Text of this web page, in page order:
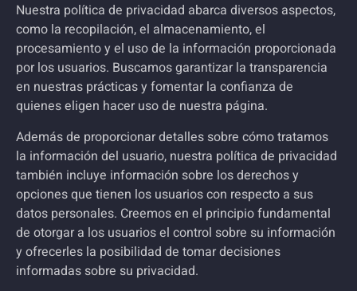
Nuestra política de privacidad abarca diversos aspectos,
como la recopilación, el almacenamiento, el
procesamiento y el uso de la información proporcionada
por los usuarios. Buscamos garantizar la transparencia
en nuestras prácticas y fomentar la confianza de
quienes eligen hacer uso de nuestra página.
Además de proporcionar detalles sobre cómo tratamos
la información del usuario, nuestra política de privacidad
también incluye información sobre los derechos y
opciones que tienen los usuarios con respecto a sus
datos personales. Creemos en el principio fundamental
de otorgar a los usuarios el control sobre su información
y ofrecerles la posibilidad de tomar decisiones
informadas sobre su privacidad.